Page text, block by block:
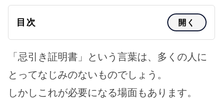
目次 開く
「忌引き証明書」という言葉は、多くの人に
とってなじみのないものでしょう。
しかしこれが必要になる場面もあります。